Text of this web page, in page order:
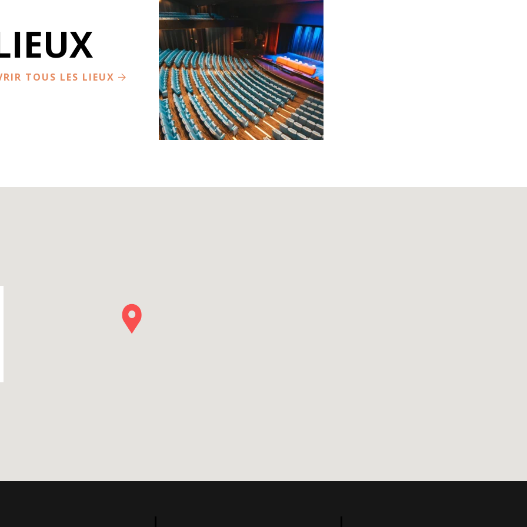
TOUS LES LIEUX
PALAIS DES CONGRÈS
PERPIGNAN